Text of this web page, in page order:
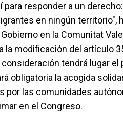
para responder a un
en ningún territorio",
en la Comunitat
la modificación del artículo
tendrá lugar el
obligatoria la acogida
por las comunidades
en el Congreso.